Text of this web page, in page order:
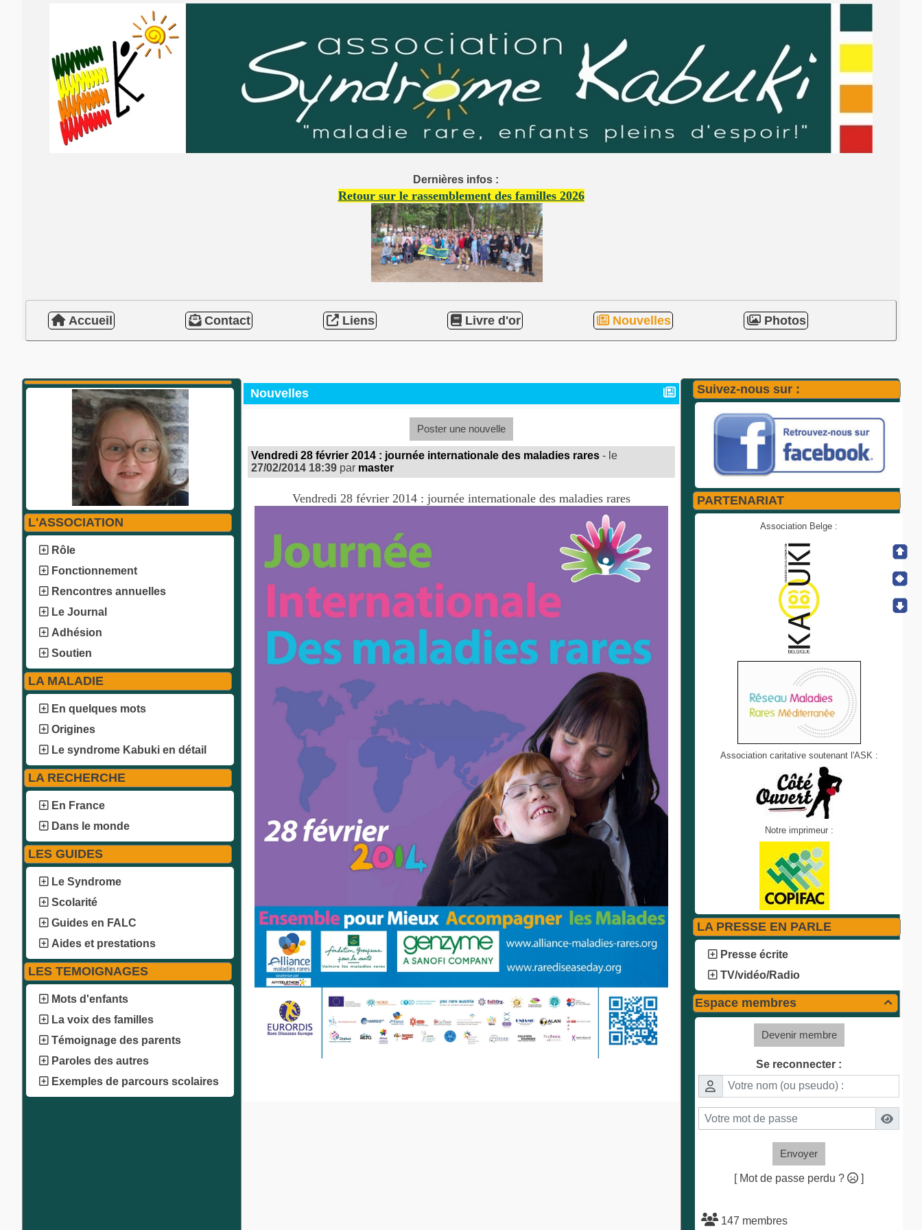
Dernières infos :
Retour sur le rassemblement des familles 2026
Accueil Contact Liens Livre d'or Nouvelles Photos
L'ASSOCIATION
Rôle
Fonctionnement
Rencontres annuelles
Le Journal
Adhésion
Soutien
LA MALADIE
En quelques mots
Origines
Le syndrome Kabuki en détail
LA RECHERCHE
En France
Dans le monde
LES GUIDES
Le Syndrome
Scolarité
Guides en FALC
Aides et prestations
LES TEMOIGNAGES
Mots d'enfants
La voix des familles
Témoignage des parents
Paroles des autres
Exemples de parcours scolaires
Nouvelles
Poster une nouvelle
Vendredi 28 février 2014 : journée internationale des maladies rares - le
27/02/2014 18:39par master
Vendredi 28 février 2014 : journée internationale des maladies rares
Suivez-nous sur :
PARTENARIAT
Association Belge :
Association caritative soutenant l'ASK :
Notre imprimeur :
LA PRESSE EN PARLE
Presse écrite
TV/vidéo/Radio

Espace membres
Devenir membre
Se reconnecter :
Envoyer
[ Mot de passe perdu ? ]
147 membres